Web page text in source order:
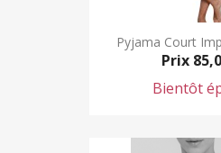
Pyjama Court
Prix
Bientôt